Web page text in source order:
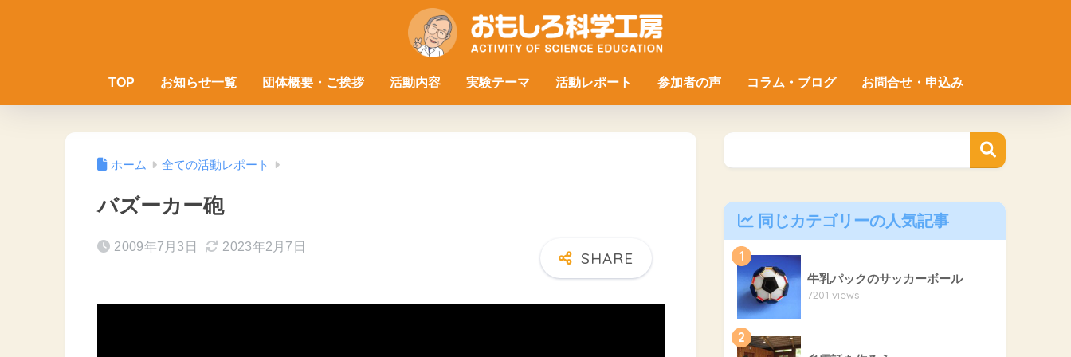
TOP お知らせ一覧 団体概要・ご挨拶 活動内容 実験テーマ 活動レポート 参加者の声 コラム・ブログ お問合せ・申込み
ホーム 全ての活動レポート
バズーカー砲
2009年7月3日 2023年2月7日
同じカテゴリーの人気記事
1
牛乳パックのサッカーボール
7201 views
2